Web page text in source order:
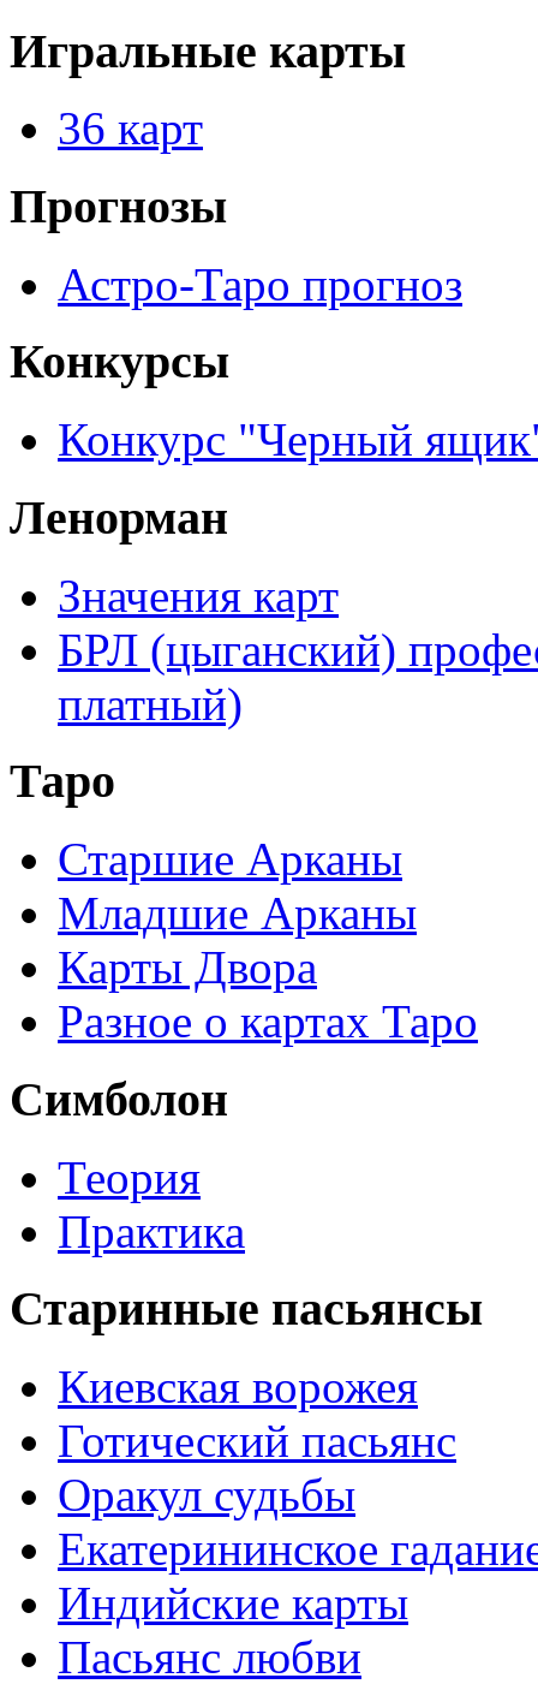
Игральные карты
36 карт
Прогнозы
Астро-Таро прогноз
Конкурсы
Конкурс "Черный
Ленорман
Значения карт
БРЛ (цыганский)
платный)
Таро
Старшие Арканы
Младшие Арканы
Карты Двора
Разное о картах Таро
Симболон
Теория
Практика
Старинные пасьянсы
Киевская ворожея
Готический пасьянс
Оракул судьбы
Екатерининское
Индийские карты
Пасьянс любви